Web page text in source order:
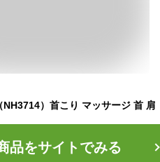
品をサイトでみる